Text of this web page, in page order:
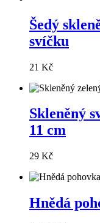
Šedý
svíčku
21 Kč
Skleněný
11 cm
29 Kč
Hnědá